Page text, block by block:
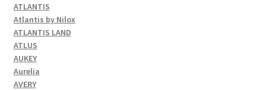
ATLANTIS
Atlantis by Nilox
ATLANTIS LAND
ATLUS
AUKEY
Aurelia
AVERY